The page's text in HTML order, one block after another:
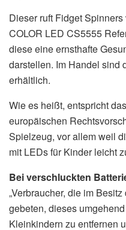
Dieser ruft Fidget
COLOR LED CS5555
diese eine ernsthafte
darstellen. Im Handel sind
erhältlich.
Wie es heißt, entspricht
europäischen
Spielzeug, vor allem weil
mit LEDs für Kinder leicht
Bei verschluckten
„Verbraucher, die im
gebeten, dieses
Kleinkindern zu entfernen